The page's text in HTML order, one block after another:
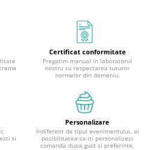
Certificat conformitate
Pregatim manual in laboratorul
nostru cu respectarea tuturor
normelor din domeniu.
si
Personalizare
Indiferent de tipul evenimentului, ai
posibilitatea sa iti personalizezi
comanda dupa gust si preferinte.